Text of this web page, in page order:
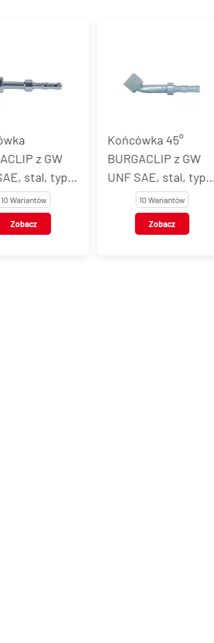
z GW
stal, typ
Wariantów
Zobacz
Końcówka 45°
BURGACLIP z GW
UNF SAE, stal, typ
10 Wariantów
Zobacz